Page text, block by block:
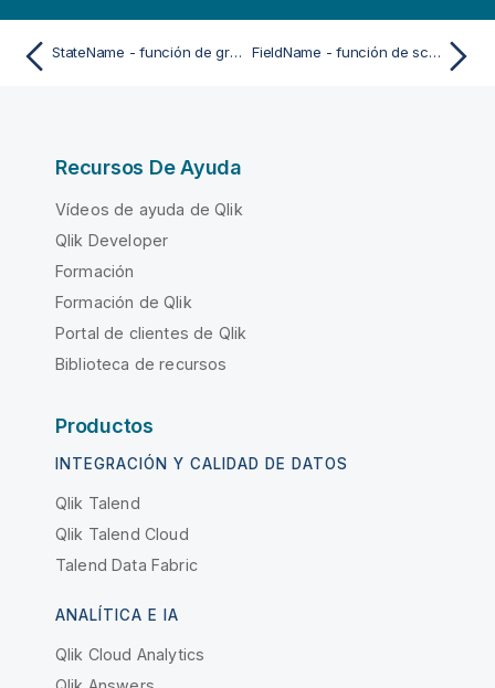
StateName - función de gráfico FieldName - función de script
Recursos De Ayuda
Vídeos de ayuda de Qlik
Qlik Developer
Formación
Formación de Qlik
Portal de clientes de Qlik
Biblioteca de recursos
Productos
INTEGRACIÓN Y CALIDAD DE DATOS
Qlik Talend
Qlik Talend Cloud
Talend Data Fabric
ANALÍTICA E IA
Qlik Cloud Analytics